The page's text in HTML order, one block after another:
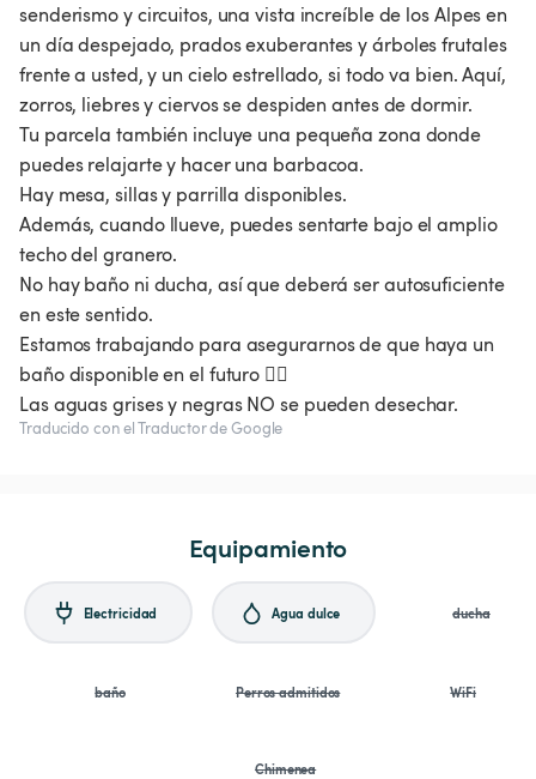
senderismo y circuitos, una vista increíble de los Alpes en
un día despejado, prados exuberantes y árboles frutales
frente a usted, y un cielo estrellado, si todo va bien. Aquí,
zorros, liebres y ciervos se despiden antes de dormir.
Tu parcela también incluye una pequeña zona donde
puedes relajarte y hacer una barbacoa.
Hay mesa, sillas y parrilla disponibles.
Además, cuando llueve, puedes sentarte bajo el amplio
techo del granero.
No hay baño ni ducha, así que deberá ser autosuficiente
en este sentido.
Estamos trabajando para asegurarnos de que haya un
baño disponible en el futuro 👍🏻
Traducido con el Traductor de Google
Equipamiento
Electricidad Agua dulce ducha
baño Perros admitidos WiFi
Chimenea